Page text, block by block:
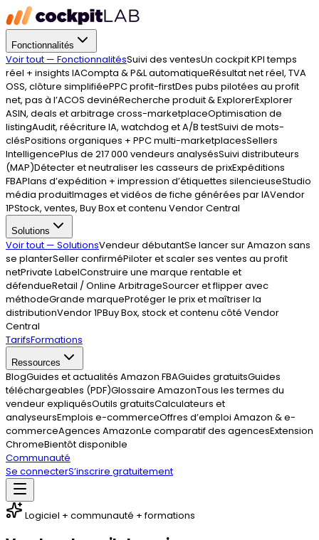
Fonctionnalités
Voir tout — FonctionnalitésSuivi des ventesUn cockpit KPI temps
réel + insights IACompta & P&L automatiqueRésultat net réel, TVA
OSS, clôture simplifiéePPC profit-firstDes pubs pilotées au profit
net, pas à l’ACOS devinéRecherche produit & ExplorerExplorer
ASIN, deals et arbitrage cross-marketplaceOptimisation de
listingAudit, réécriture IA, watchdog et A/B testSuivi de mots-
clésPositions organiques + PPC multi-marketplacesSellers
IntelligencePlus de 217 000 vendeurs analysésSuivi distributeurs
(MAP)Détecter et neutraliser les casseurs de prixExpéditions
FBAPlans d’expédition + impression d’étiquettes silencieuseStudio
média produitImages et vidéos de fiche générées par IAVendor
1PStock, ventes, Buy Box et contenu Vendor Central
Solutions
Voir tout — SolutionsVendeur débutantSe lancer sur Amazon sans
se planterSeller confirméPiloter et scaler ses ventes au profit
netPrivate LabelConstruire une marque rentable et
défendueRetail / Online ArbitrageSourcer et flipper avec
méthodeGrande marqueProtéger le prix et maîtriser la
distributionVendor 1PBuy Box, stock et contenu côté Vendor
Central
TarifsFormations
Ressources
BlogGuides et actualités Amazon FBAGuides gratuitsGuides
téléchargeables (PDF)Glossaire AmazonTous les termes du
vendeur expliquésOutils gratuitsCalculateurs et
analyseursEmplois e-commerceOffres d’emploi Amazon & e-
commerceAgences AmazonLe comparatif des agencesExtension
ChromeBientôt disponible
Communauté
Se connecterS’inscrire gratuitement
Logiciel + communauté + formations